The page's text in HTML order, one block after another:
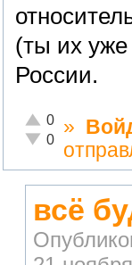
(ты их уже
России.
Отлично!
0
Неадекватно!
0
»
всё